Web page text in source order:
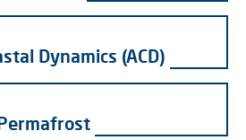
Dynamics (ACD)